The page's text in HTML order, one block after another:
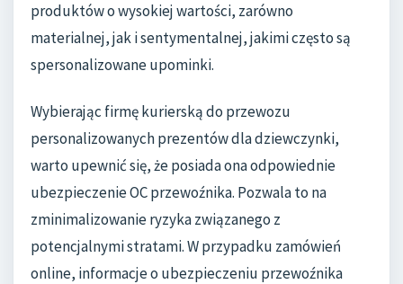
produktów o wysokiej wartości, zarówno
materialnej, jak i sentymentalnej, jakimi często są
spersonalizowane upominki.
Wybierając firmę kurierską do przewozu
personalizowanych prezentów dla dziewczynki,
warto upewnić się, że posiada ona odpowiednie
ubezpieczenie OC przewoźnika. Pozwala to na
zminimalizowanie ryzyka związanego z
potencjalnymi stratami. W przypadku zamówień
online, informacje o ubezpieczeniu przewoźnika